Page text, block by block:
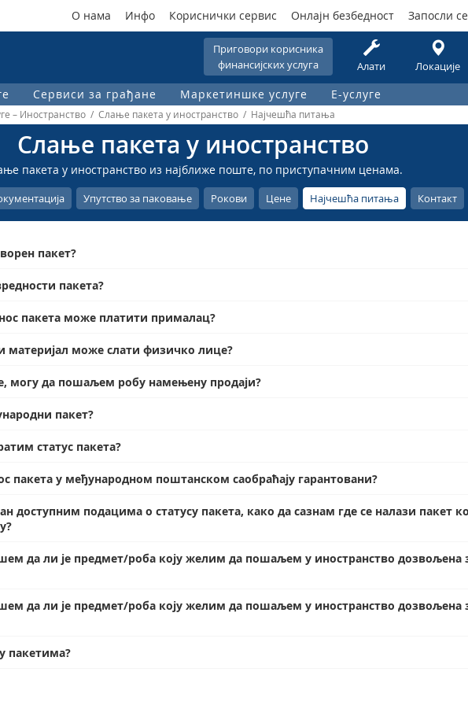
Приговори корисника
финансијских услуга
Алати Локације
О нама Инфо Кориснички сервис Онлајн безбедност Запосли се
Сервиси за грађане Маркетиншке услуге Е-услуге
– Иностранство / Слање пакета у иностранство / Најчешћа питања
Слање пакета у иностранство
пакета у иностранство из најближе поште, по приступачним ценама.
Упутство за паковање Рокови Цене Најчешћа питања Контакт
пакет?
пакета?
пакета може платити прималац?
материјал може слати физичко лице?
могу да пошаљем робу намењену продаји?
пакет?
статус пакета?
пакета у међународном поштанском саобраћају гарантовани?
доступним подацима о статусу пакета, како да сазнам где се налази пакет
да ли је предмет/роба коју желим да пошаљем у иностранство дозвољена
да ли је предмет/роба коју желим да пошаљем у иностранство дозвољена
пакетима?